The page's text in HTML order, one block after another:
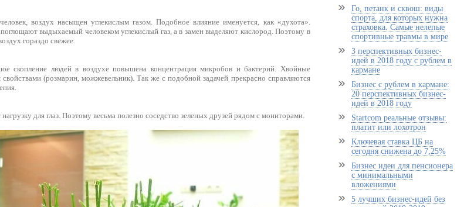
воздух насыщен углекислым газом. Подобное влияние именуется, как «духота».
выдыхаемый человеком углекислый газ, а в замен выделяют кислород. Поэтому в
гораздо свежее.
скопление людей в воздухе повышена концентрация микробов и бактерий. Хвойные
(розмарин, можжевельник). Так же с подобной задачей прекрасно справляются
для глаз. Поэтому весьма полезно соседство зеленых друзей рядом с мониторами.
Го, петанк и сквош: виды
спорта, для которых нужна
страховка. Самые нелепые
спортивные травмы в мире
3 перспективных бизнес-
идей в 2018 году с рублем в
кармане
Бизнес с рублем в кармане:
20 перспективных бизнес-
идей в 2018 году
Startcom реальные отзывы:
платит или лохотрон
Ключевая ставка ЦБ на
сегодня снижена до 7,25%
Бизнес идеи для пенсионера
с минимальными
вложениями
5 лучших бизнес-идей без